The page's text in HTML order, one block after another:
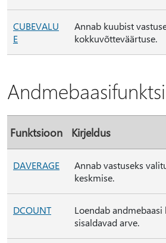
CUBEVALU
E
Annab kuubist
kokkuvõtteväärtuse.
Funktsioon Kirjeldus
DAVERAGE
Annab vastuseks
keskmise.
DCOUNT
Loendab
sisaldavad arve.